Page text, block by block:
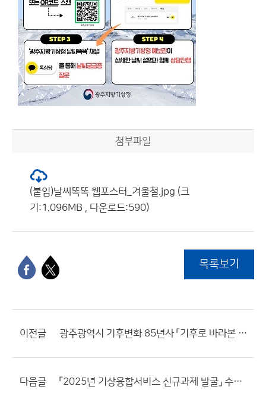
첨부파일
(붙임)날씨똑똑 웹포스터_겨울철.jpg (크
기:1.096MB , 다운로드:590)
목록보기
이전글 광주광역시 기후변화 85년사 「기후로 바라본 광주 그리고 우리」 발간
다음글 「2025년 기상융합서비스 신규과제 발굴」 수요조사 공고 연장 알림